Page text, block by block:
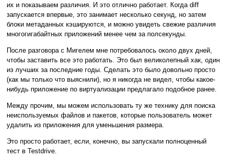
их и показываем различия. И это отлично работает. Когда diff
запускается впервые, это занимает несколько секунд, но затем
блоки метаданных кэшируются, и можно увидеть свежие различия
многогигабайтных приложений менее чем за полсекунды.
После разговора с Мигелем мне потребовалось около двух дней,
чтобы заставить все это работать. Это был великолепный хак, один
из лучших за последние годы. Сделать это было довольно просто
(как мы только что выяснили), но я никогда не видел, чтобы какое-
нибудь приложение по виртуализации предлагало подобное ранее.
Между прочим, мы можем использовать ту же технику для поиска
неиспользуемых файлов и пакетов, которые пользователь может
удалить из приложения для уменьшения размера.
Это просто работает, если, конечно, вы запускали полноценный
тест в Testdrive.